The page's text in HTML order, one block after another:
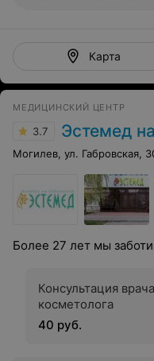
Карта
МЕДИЦИНСКИЙ ЦЕНТР
3.7 Эстемед
Могилев, ул. Габровская,
Более 27 лет мы
Консультация
косметолога
40 руб.